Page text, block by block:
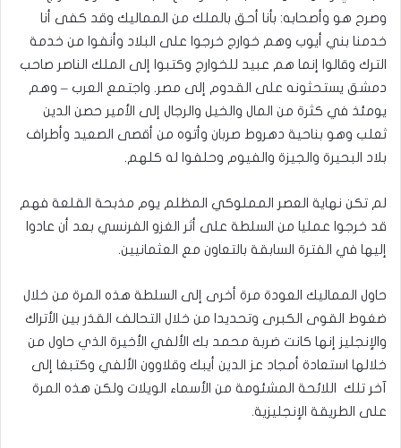
وصرح هو وأصحابه‏:‏ بأنا أحق بالملك من المماليك وقد كفى أنا
خدمنا بني أيوب وهم خوارج خرجوا على البلاد‏ وأنفوا من خدمة
الترك وقالوا إنما هم عبيد للخوارج وكتبوا إلى الملك الناصر صاحب
دمشق يستحثونه على القدوم إلى مصر‏.‏ واجتمع العرب – وهم
يومئذ في كثرة من المال والخيل والرجال إلى الأمير حصن الدين
ثعلب وهو بناحية دهروط صربان وأتوه من أقصى الصعيد وأطراف
بلاد البحيرة والجيزة والفيوم وحلفوا له كلهم‏.‏
لم تكن نهاية العصر المملوكي المظلم يوم مذبحة القلعة فهم
قد خرجوا عمليا من السلطة على أثر الغزو الفرنسي بعد أن عادوا
إليها في الفترة السابقة بالتعاون مع العثمانيين.
حاول المماليك العودة مرة أخرى إلى السلطة هذه المرة من خلال
ضغوط القوى الكبرى وتحديدا من خلال التحالف القذر بين الأتراك
والإنجليز إنها كانت ضربة محمد بك الألفي الأخيرة الذي حاول من
خلالها استعادة أمجاد عز الدين أيبك وقلاوون الألفي وكتبغا إلى
آخر تلك اللائحة المشئومة من الأسماء الويلات ولكن هذه المرة
على الطريقة الإنجليزية.